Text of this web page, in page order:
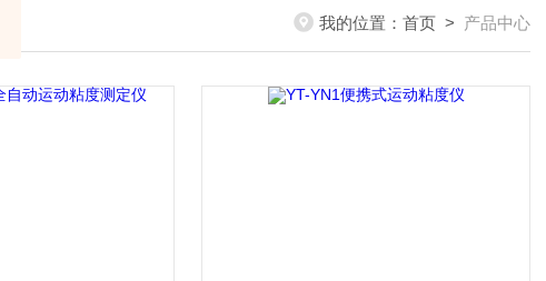
我的位置： 首页 > 产品中心